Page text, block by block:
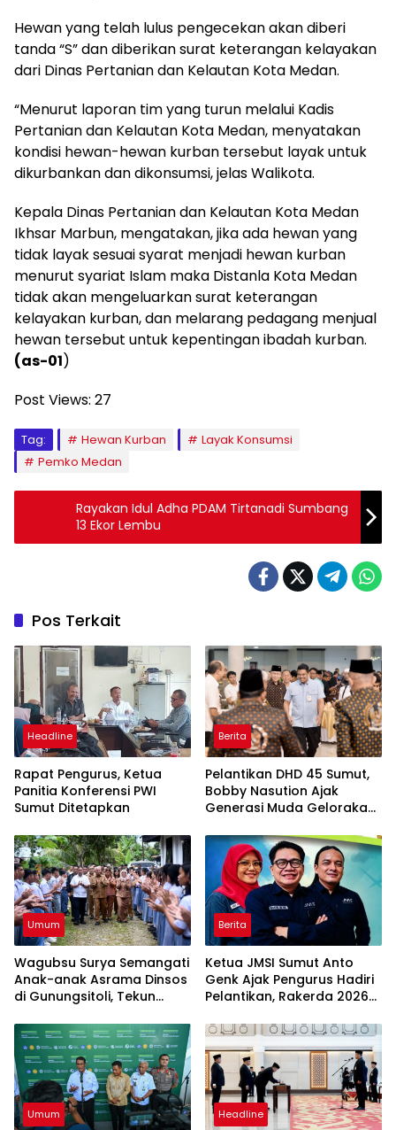
Hewan yang telah lulus pengecekan akan diberi
tanda “S” dan diberikan surat keterangan kelayakan
dari Dinas Pertanian dan Kelautan Kota Medan.
“Menurut laporan tim yang turun melalui Kadis
Pertanian dan Kelautan Kota Medan, menyatakan
kondisi hewan-hewan kurban tersebut layak untuk
dikurbankan dan dikonsumsi, jelas Walikota.
Kepala Dinas Pertanian dan Kelautan Kota Medan
Ikhsar Marbun, mengatakan, jika ada hewan yang
tidak layak sesuai syarat menjadi hewan kurban
menurut syariat Islam maka Distanla Kota Medan
tidak akan mengeluarkan surat keterangan
kelayakan kurban, dan melarang pedagang menjual
hewan tersebut untuk kepentingan ibadah kurban.
(as-01)
Post Views: 27
Tag: Hewan Kurban
Layak Konsumsi
Pemko Medan
Rayakan Idul Adha PDAM Tirtanadi Sumbang
13 Ekor Lembu
Pos Terkait
Headline
Rapat Pengurus, Ketua
Panitia Konferensi PWI
Sumut Ditetapkan
Berita
Pelantikan DHD 45 Sumut,
Bobby Nasution Ajak
Generasi Muda Gelorakan
Umum
Wagubsu Surya Semangati
Anak-anak Asrama Dinsos
di Gunungsitoli, Tekun
Berita
Ketua JMSI Sumut Anto
Genk Ajak Pengurus Hadiri
Pelantikan, Rakerda 2026
Umum Headline